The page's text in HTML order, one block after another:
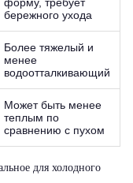
бережного ухода
Более тяжелый и
менее
водоотталкивающий
Может быть менее
теплым по
сравнению с пухом